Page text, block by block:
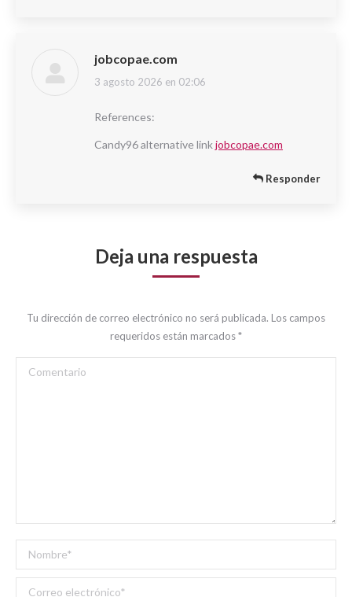
jobcopae.com
dice:
3 agosto 2026 en 02:06
References:
Candy96 alternative linkjobcopae.com
Responder
Deja una respuesta
Tu dirección de correo electrónico no será publicada. Los campos
requeridos están marcados*
Comentario
Nombre *
Correo electrónico *